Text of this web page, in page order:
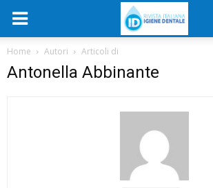
Home Autori Articoli di
Antonella Abbinante